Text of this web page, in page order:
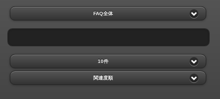
FAQ全体
10件
関連度順